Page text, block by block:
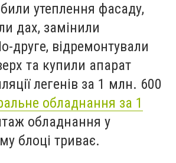
утеплення фасаду,
дах, замінили
друге, відремонтували
та купили апарат
легенів за 1 млн. 600
обладнання за 1
обладнання у
блоці триває.